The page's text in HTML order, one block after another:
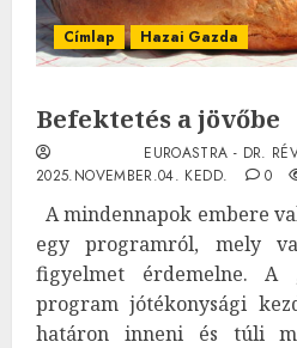
Címlap Hazai Gazda
Befektetés a jövőbe
EUROASTRA - DR.
2025.NOVEMBER.04. KEDD.
0
A mindennapok embere
egy programról, mely
figyelmet érdemelne. A
program jótékonysági
határon inneni és túli